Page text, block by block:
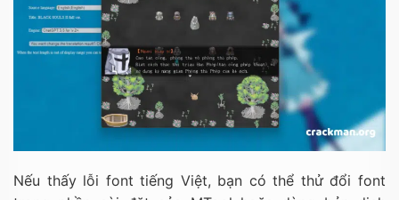
Nếu thấy lỗi font tiếng Việt, bạn có thể thử đổi font